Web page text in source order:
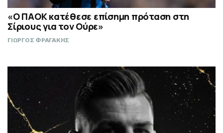
«Ο ΠΑΟΚ κατέθεσε επίσημη πρόταση στη
Σίριους για τον Ούρε»
ΓΙΩΡΓΟΣ ΦΡΑΓΑΚΗΣ